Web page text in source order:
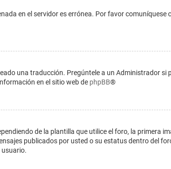
en el servidor es errónea. Por favor comuníquese
una traducción. Pregúntele a un Administrador si
en el sitio web de phpBB®
de la plantilla que utilice el foro, la primera
publicados por usted o su estatus dentro del
usuario.